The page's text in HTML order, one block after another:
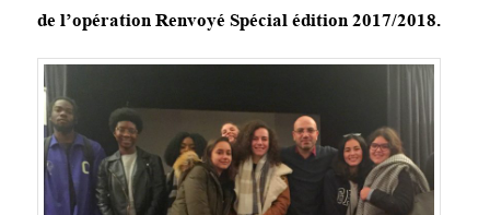
de l’opération Renvoyé Spécial édition 2017/2018.